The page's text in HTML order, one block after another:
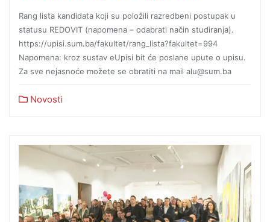
Rang lista kandidata koji su položili razredbeni postupak u
statusu REDOVIT (napomena – odabrati način studiranja).
https://upisi.sum.ba/fakultet/rang_lista?fakultet=994
Napomena: kroz sustav eUpisi bit će poslane upute o upisu.
Za sve nejasnoće možete se obratiti na mail alu@sum.ba
Novosti